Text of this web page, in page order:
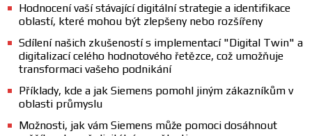
Hodnocení vaší stávající digitální strategie a identifikace
oblastí, které mohou být zlepšeny nebo rozšířeny
Sdílení našich zkušeností s implementací "Digital Twin" a
digitalizací celého hodnotového řetězce, což umožňuje
transformaci vašeho podnikání
Příklady, kde a jak Siemens pomohl jiným zákazníkům v
oblasti průmyslu
Možnosti, jak vám Siemens může pomoci dosáhnout